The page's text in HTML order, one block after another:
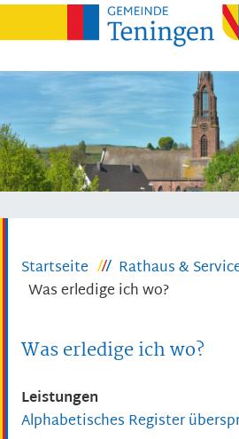
Startseite Rathaus &
Was erledige ich wo?
Was erledige ich wo?
Leistungen
Alphabetisches Register